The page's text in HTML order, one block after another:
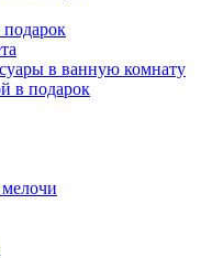
в ванную комнату
в подарок